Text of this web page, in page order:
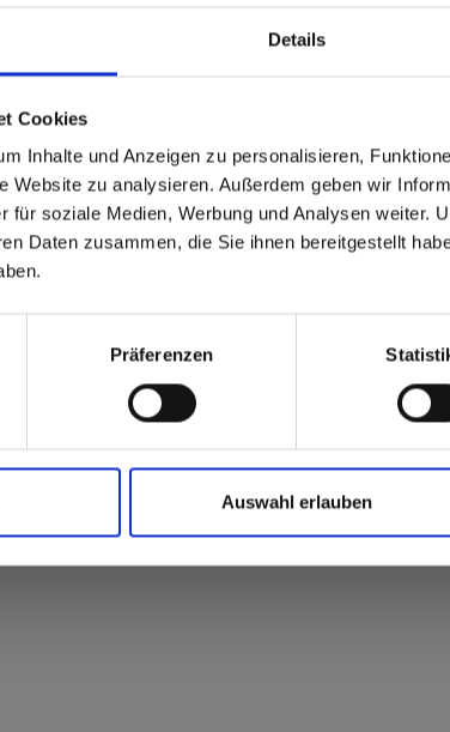
Details
Cookies
Inhalte und Anzeigen zu personalisieren,
Website zu analysieren. Außerdem geben wir
für soziale Medien, Werbung und Analysen weiter.
Daten zusammen, die Sie ihnen bereitgestellt
Präferenzen
Auswahl erlauben
based in the
North America website directly from here or
world!
to the Fundermax North America Website